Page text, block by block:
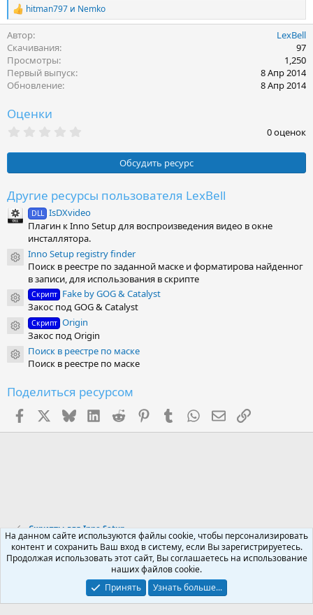
Р
е
а
к
ц
и
и
:
hitman797 и Nemko
Автор
LexBell
Скачивания
97
Просмотры
1,250
Первый выпуск
8 Апр 2014
Обновление
8 Апр 2014
Оценки
0
з
ё
з
д
0 оценок
Обсудить ресурс
Другие ресурсы пользователя LexBell
DLL IsDXvideo
Плагин к Inno Setup для воспроизведения видео в окне
инсталлятора.
Иконка ресурса
Inno Setup registry finder
Поиск в реестре по заданной маске и форматирова найденног
в записи, для использования в скрипте
Иконка ресурса
Скрипт Fake by GOG & Catalyst
Закос под GOG & Catalyst
Иконка ресурса
Скрипт Origin
Закос под Origin
Иконка ресурса
Поиск в реестре по маске
Поиск в реестре по маске
Поделиться ресурсом
FacebookX (Twitter)
BlueskyLinkedInReddit PinterestTumblr WhatsApp
Электронная
Ссылка
Скрипты для Inno Setup
Russian (RU)
Условия и правила
Политика конфиденциальности
Помощь
На данном сайте используются файлы cookie, чтобы персонализировать
контент и сохранить Ваш вход в систему, если Вы зарегистрируетесь.
Продолжая использовать этот сайт, Вы соглашаетесь на использование
наших файлов cookie.
Принять
Узнать больше...